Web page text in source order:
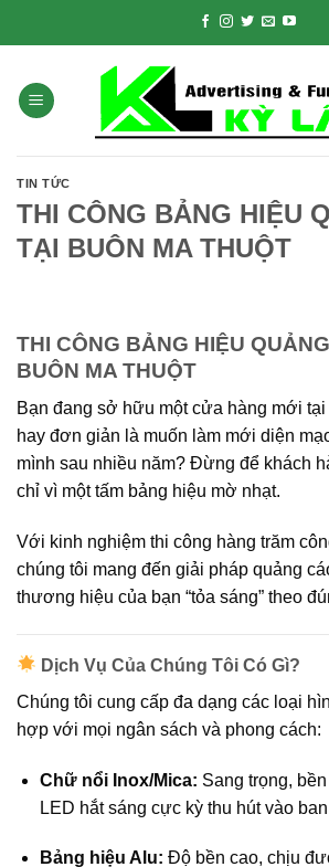
TIN TỨC
THI CÔNG BẢNG HIỆU
TẠI BUÔN MA THUỘT
THI CÔNG BẢNG HIỆU
BUÔN MA THUỘT
Bạn đang sở hữu một cửa hàng mới tại
hay đơn giản là muốn làm mới diện
mình sau nhiều năm? Đừng để khách
chỉ vì một tấm bảng hiệu mờ nhạt.
Với kinh nghiệm thi công hàng trăm
chúng tôi mang đến giải pháp quảng
thương hiệu của bạn “tỏa sáng” theo
Dịch Vụ Của Chúng Tôi Có Gì?
Chúng tôi cung cấp đa dạng các loại
hợp với mọi ngân sách và phong cách:
Chữ nổi Inox/Mica: Sang trọng,
LED hắt sáng cực kỳ thu hút vào
Bảng hiệu Alu: Độ bền cao, chịu